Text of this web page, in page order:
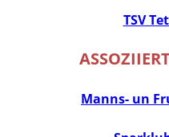
TSV
Manns- un